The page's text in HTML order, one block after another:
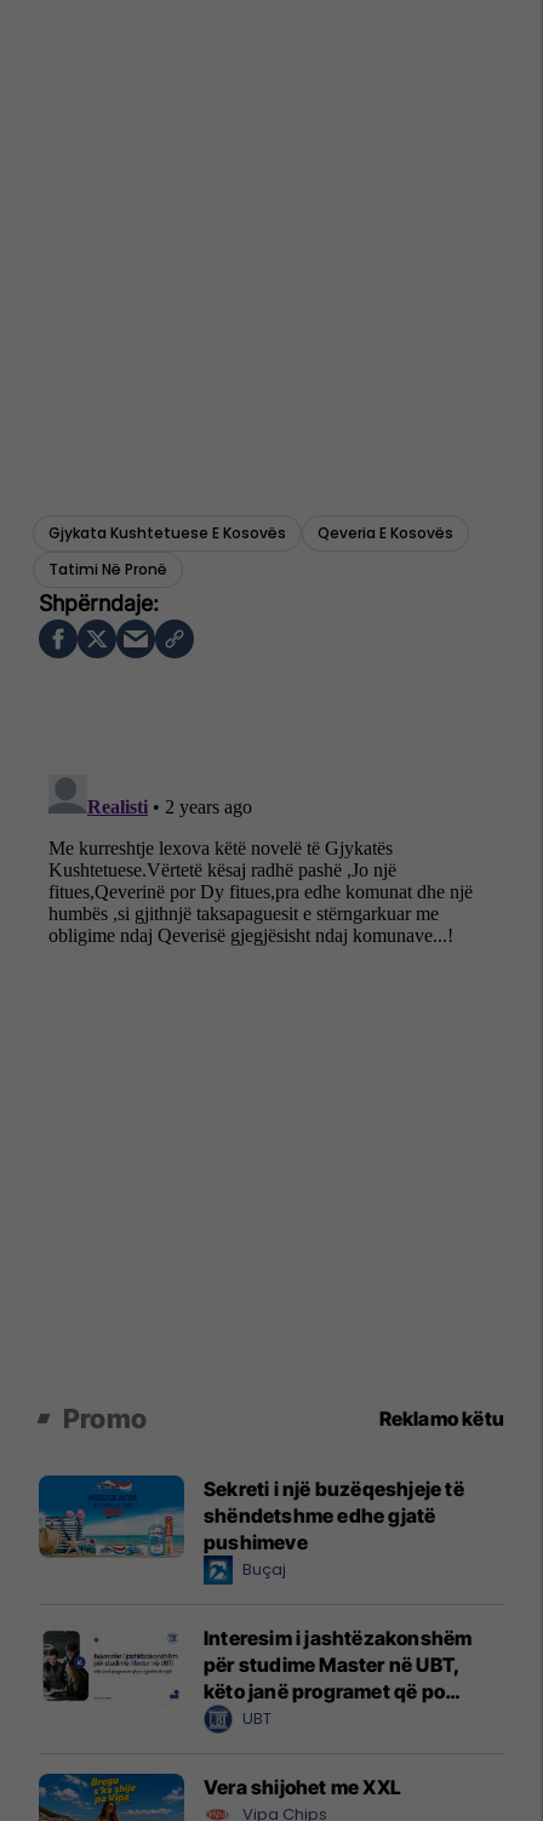
Gjykata Kushtetuese E Kosovës
Qeveria E Kosovës
Tatimi Në Pronë
Promo Reklamo këtu
Sekreti i një buzëqeshjeje të
shëndetshme edhe gjatë
pushimeve
Buçaj
Interesim i jashtëzakonshëm
për studime Master në UBT,
këto janë programet që po
zgjedhin të rinjtë
UBT
Vera shijohet me XXL
Vipa Chips